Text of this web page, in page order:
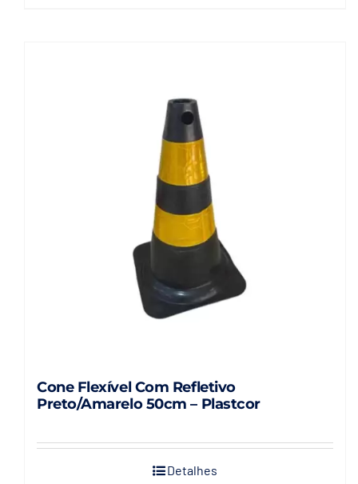
Cone Flexível Com Refletivo
Preto/Amarelo 50cm – Plastcor
Detalhes